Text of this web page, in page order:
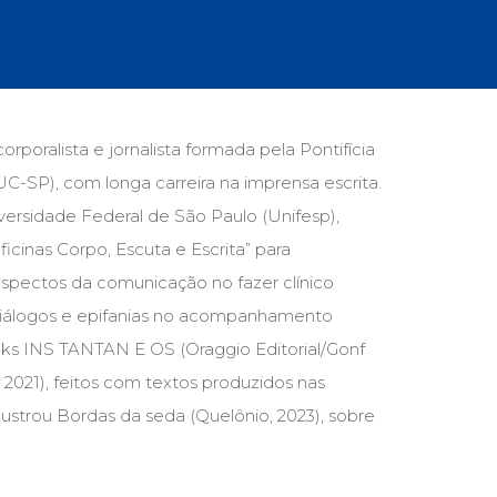
(278)
de referência (48)
Psicoterapia (799)
(8)
africanos (30)
(1)
e jornalista formada pela Pontifícia
SP), com longa carreira na imprensa escrita.
Federal de São Paulo (Unifesp),
Corpo, Escuta e Escrita” para
da comunicação no fazer clínico
e epifanias no acompanhamento
INS TANTAN E OS (Oraggio Editorial/Gonf
feitos com textos produzidos nas
Bordas da seda (Quelônio, 2023), sobre